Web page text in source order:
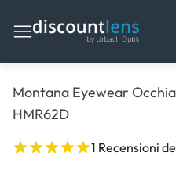
Montana Eyewear
HMR62D
1 Recensioni